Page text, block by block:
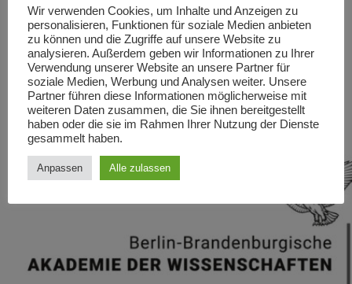
We are looking forward to your participation!
Organizing Team:
Dr. Carolyn Iselt, Prof. Dr. Britta Lange, Dr. Sarah Schmidt
Please find more information here .
Wir verwenden Cookies, um Inhalte und Anzeigen zu
personalisieren, Funktionen für soziale Medien anbieten
zu können und die Zugriffe auf unsere Website zu
analysieren. Außerdem geben wir Informationen zu Ihrer
Verwendung unserer Website an unsere Partner für
soziale Medien, Werbung und Analysen weiter. Unsere
Partner führen diese Informationen möglicherweise mit
weiteren Daten zusammen, die Sie ihnen bereitgestellt
haben oder die sie im Rahmen Ihrer Nutzung der Dienste
gesammelt haben.
Anpassen Alle zulassen